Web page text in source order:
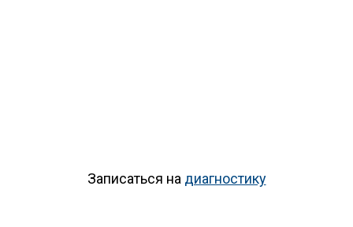
Записаться на диагностику